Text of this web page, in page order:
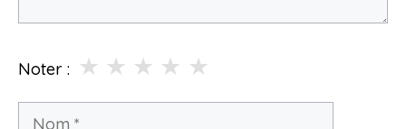
Noter : ★
★
★
★
★
Nom